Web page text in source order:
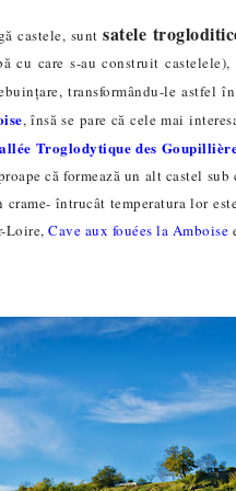
castele, suntsatele
cu care s-au construit
transformându-le astfel
, însă se pare că cele mai
Troglodytique des
că formează un alt castel
crame- întrucât temperatura lor
Loire, Cave aux fouées la Amboise